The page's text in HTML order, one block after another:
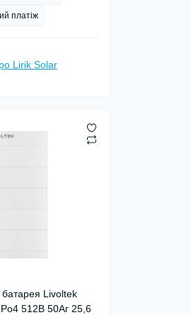
платіж
Lirik Solar
Livoltek
512В 50Аг 25,6